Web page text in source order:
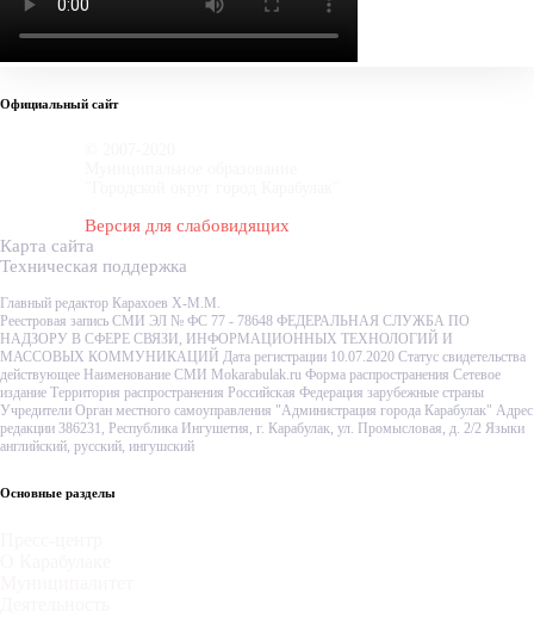
Официальный сайт
Версия для слабовидящих
Карта сайта
Техническая поддержка
Главный редактор Карахоев Х-М.М.
Реестровая запись СМИ ЭЛ № ФС 77 - 78648 ФЕДЕРАЛЬНАЯ СЛУЖБА ПО
НАДЗОРУ В СФЕРЕ СВЯЗИ, ИНФОРМАЦИОННЫХ ТЕХНОЛОГИЙ И
МАССОВЫХ КОММУНИКАЦИЙ Дата регистрации 10.07.2020 Статус свидетельства
действующее Наименование СМИ Mokarabulak.ru Форма распространения Сетевое
издание Территория распространения Российская Федерация зарубежные страны
Учредители Орган местного самоуправления "Администрация города Карабулак" Адрес
редакции 386231, Республика Ингушетия, г. Карабулак, ул. Промысловая, д. 2/2 Языки
английский, русский, ингушский
Основные разделы